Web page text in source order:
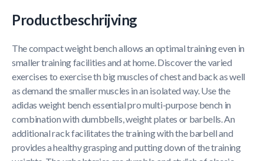
Productbeschrijving
The compact weight bench allows an optimal training even in
smaller training facilities and at home. Discover the varied
exercises to exercise th big muscles of chest and back as well
as demand the smaller muscles in an isolated way. Use the
adidas weight bench essential pro multi-purpose bench in
combination with dumbbells, weight plates or barbells. An
additional rack facilitates the training with the barbell and
provides a healthy grasping and putting down of the training